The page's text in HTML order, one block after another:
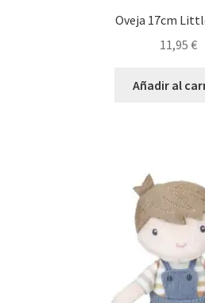
Oveja 17cm
11,95 €
Añadir al